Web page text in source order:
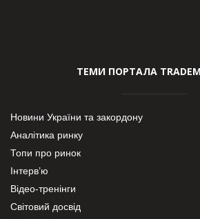
ТЕМИ ПОРТАЛА
Новини України та закордону
Аналітика ринку
Топи про ринок
Інтерв’ю
Відео-тренінги
Світовий досвід